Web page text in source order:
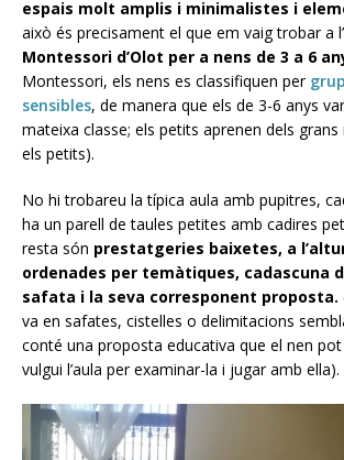
espais molt amplis i minimalistes i
això és precisament el que em vaig trobar a
Montessori d’Olot per a nens de 3 a 6
Montessori, els nens es classifiquen per
sensibles, de manera que els de 3-6 anys
mateixa classe; els petits aprenen dels grans
els petits).
No hi trobareu la típica aula amb pupitres,
ha un parell de taules petites amb cadires
resta són prestatgeries baixetes, a
ordenades per temàtiques, cadascuna
safata i la seva corresponent proposta.
va en safates, cistelles o delimitacions
conté una proposta educativa que el nen
vulgui l’aula per examinar-la i jugar amb ella).